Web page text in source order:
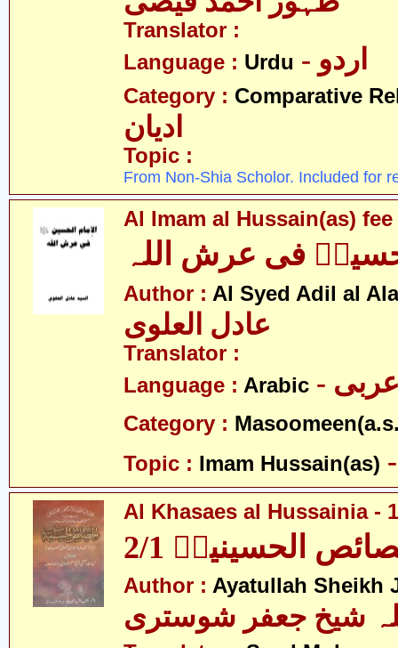
Translator :
Language : Urdu - اردو
Category : Comparative
ادیان
Topic :
From Non-Shia Scholor. Included for
Al Imam al Hussain(as)
فی عرش اللہ
Author : Al Syed Adil al
عادل العلوی
Translator :
Language : Arabic عربی
Category :
Topic : Imam Hussain(as)
Al Khasaes al Hussainia -
الحسینیہؑ 2/1
Author : Ayatullah Sheikh
شیخ جعفر شوستری